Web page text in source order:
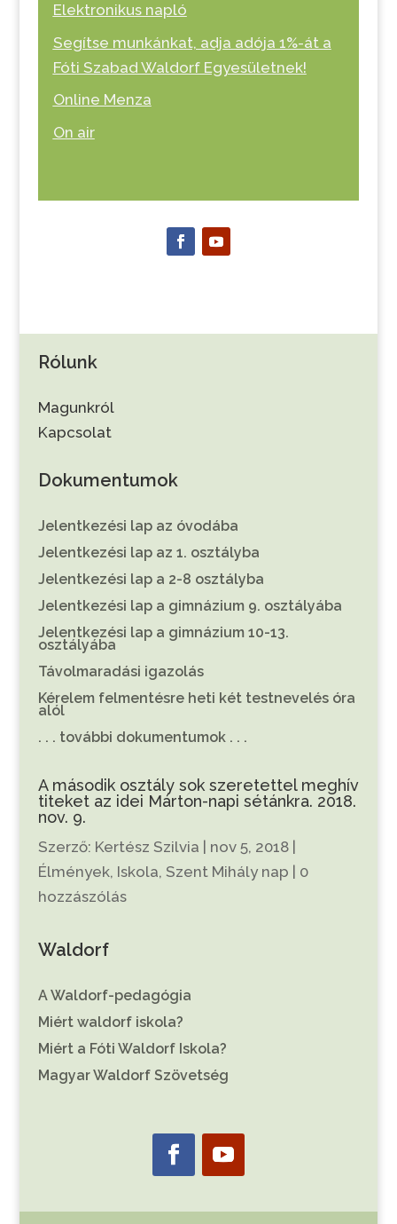
Elektronikus napló
Segítse munkánkat, adja adója 1%-át a
Fóti Szabad Waldorf Egyesületnek!
Online Menza
On air
Rólunk
Magunkról
Kapcsolat
Dokumentumok
Jelentkezési lap az óvodába
Jelentkezési lap az 1. osztályba
Jelentkezési lap a 2-8 osztályba
Jelentkezési lap a gimnázium 9. osztályába
Jelentkezési lap a gimnázium 10-13.
osztályába
Távolmaradási igazolás
Kérelem felmentésre heti két testnevelés óra
alól
. . . további dokumentumok . . .
A második osztály sok szeretettel meghív
titeket az idei Márton-napi sétánkra. 2018.
nov. 9.
Szerző: Kertész Szilvia nov 5, 2018|
Élmények, Iskola, Szent Mihály nap
0
hozzászólás
Waldorf
A Waldorf-pedagógia
Miért waldorf iskola?
Miért a Fóti Waldorf Iskola?
Magyar Waldorf Szövetség